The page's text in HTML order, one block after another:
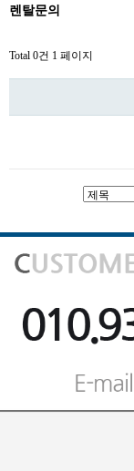
렌탈문의
Total 0건 1 페이지